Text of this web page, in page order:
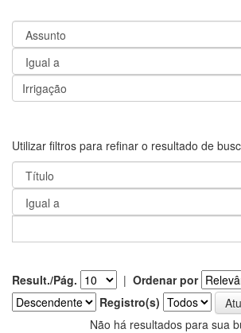
Utilizar filtros para refinar o resultado de
Result./Pág. | Ordenar por
Registro(s)
Não há resultados para sua